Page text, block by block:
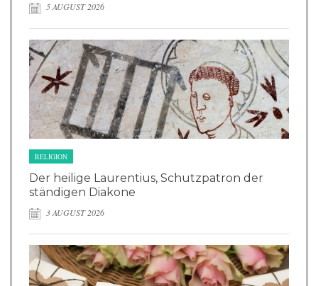
5 AUGUST 2026
RELIGION
Der heilige Laurentius, Schutzpatron der
ständigen Diakone
3 AUGUST 2026